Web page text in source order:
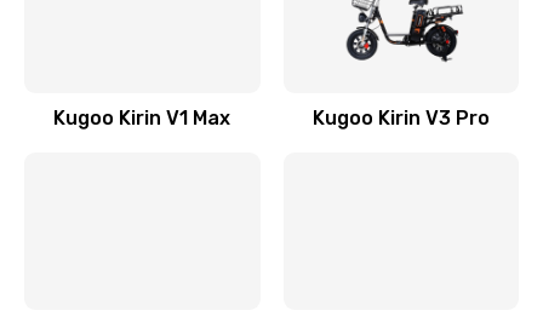
Kugoo Kirin V1 Max Kugoo Kirin V3 Pro